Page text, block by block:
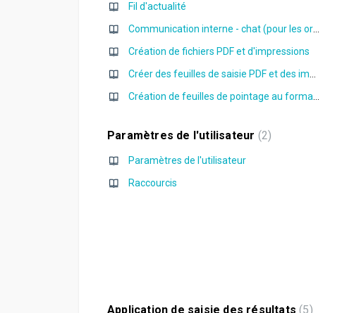
Fil d'actualité
Création de fichiers PDF et d'impressions
Paramètres de l'utilisateur 2
Paramètres de l'utilisateur
Raccourcis
Application de saisie des résultats 5